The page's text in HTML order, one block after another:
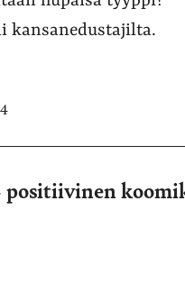
kansanedustajilta.
positiivinen